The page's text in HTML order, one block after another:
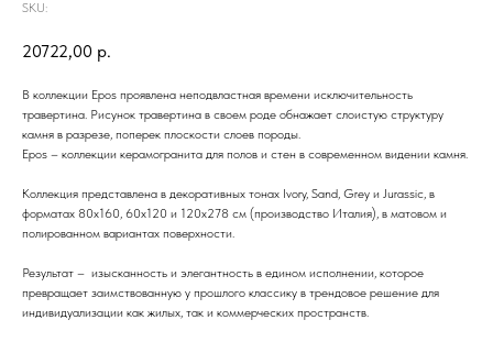
SKU:
20722,00 р.
В коллекции Epos проявлена неподвластная времени исключительность
травертина. Рисунок травертина в своем роде обнажает слоистую структуру
камня в разрезе, поперек плоскости слоев породы.
Epos – коллекции керамогранита для полов и стен в современном видении камня.
Коллекция представлена в декоративных тонах Ivory, Sand, Grey и Jurassic, в
форматах 80x160, 60x120 и 120x278 см (производство Италия), в матовом и
полированном вариантах поверхности.
Результат – изысканность и элегантность в едином исполнении, которое
превращает заимствованную у прошлого классику в трендовое решение для
индивидуализации как жилых, так и коммерческих пространств.